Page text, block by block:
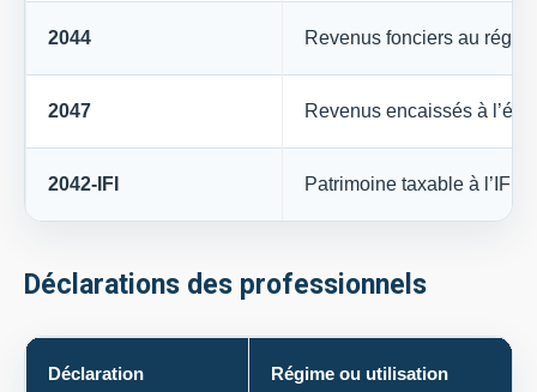
2044 Revenus fonciers au
2047 Revenus encaissés à
2042-IFI Patrimoine taxable à l’IFI
Déclarations des professionnels
Déclaration Régime ou utilisation